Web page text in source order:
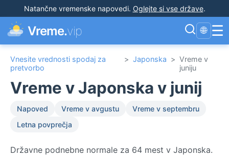
Natančne vremenske napovedi. Oglejte si vse države.
Vreme.vip 🌐 ☰
Vnesite vrednosti spodaj za
pretvorbo
> Japonska > Vreme v
juniju
Vreme v Japonska v junij
Napoved Vreme v avgustu
Vreme v septembru
Letna povprečja
Državne podnebne normale za 64 mest v Japonska.